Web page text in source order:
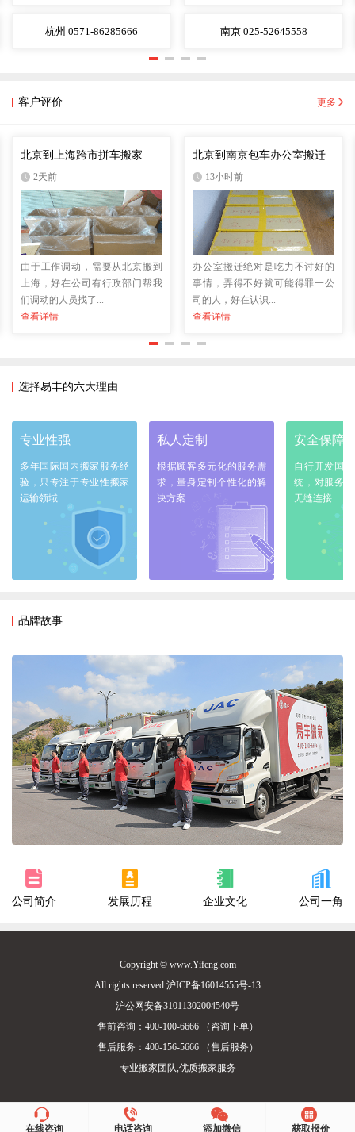
杭州 0571-86285666 南京 025-52645558
客户评价 更多
北京到上海跨市拼车搬家
2天前
由于工作调动，需要从北京搬到
上海，好在公司有行政部门帮我
们调动的人员找了...
查看详情
北京到南京包车办公室搬迁
13小时前
办公室搬迁绝对是吃力不讨好的
事情，弄得不好就可能得罪一公
司的人，好在认识...
查看详情
选择易丰的六大理由
专业性强
多年国际国内搬家服务经
验，只专注于专业性搬家
运输领域
私人定制
根据顾客多元化的服务需
求，量身定制个性化的解
决方案
安全保障
自行开发国
统，对服务
无缝连接
品牌故事
公司简介 发展历程 企业文化 公司一角
Copyright © www.Yifeng.com
All rights reserved.沪ICP备16014555号-13
沪公网安备31011302004540号
售前咨询：400-100-6666 （咨询下单）
售后服务：400-156-5666 （售后服务）
专业搬家团队,优质搬家服务
在线咨询 电话咨询 添加微信 获取报价